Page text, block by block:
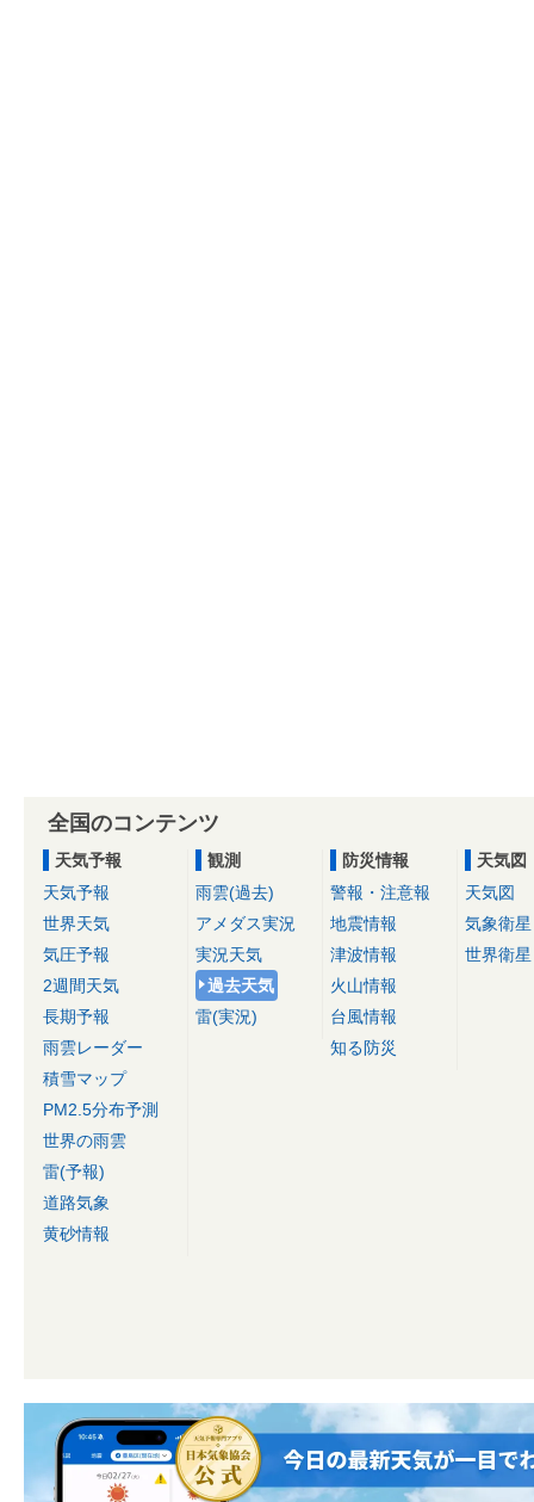
全国のコンテンツ
天気予報
天気予報
世界天気
気圧予報
2週間天気
長期予報
雨雲レーダー
積雪マップ
PM2.5分布予測
世界の雨雲
雷(予報)
道路気象
黄砂情報
観測
雨雲(過去)
アメダス実況
実況天気
過去天気
雷(実況)
防災情報
警報・注意報
地震情報
津波情報
火山情報
台風情報
知る防災
天気図
天気図
気象衛星
世界衛星